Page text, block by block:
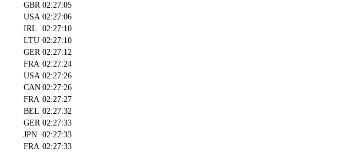
GBR 02:27:05
USA 02:27:06
IRL
02:27:10
LTU 02:27:10
GER 02:27:12
FRA 02:27:24
USA 02:27:26
CAN 02:27:26
FRA 02:27:27
BEL 02:27:32
GER 02:27:33
JPN 02:27:33
FRA 02:27:33